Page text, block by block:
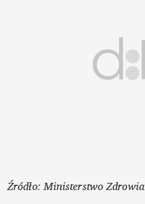
Źródło: Ministerstwo Zdrowia